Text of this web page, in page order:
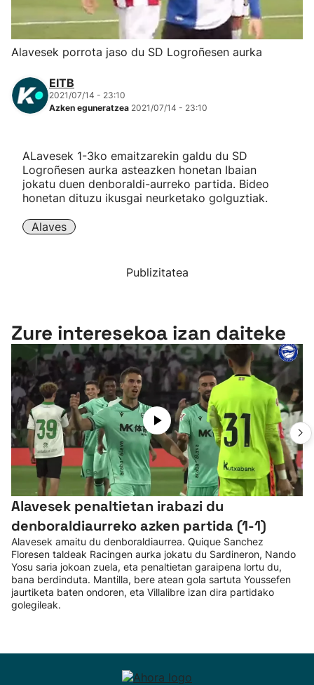
Herri-kirolak
Eskubaloia
Kirolak 360
Mendi-lasterketak
Alavesek porrota jaso du SD Logroñesen aurka
EITB
2021/07/14 - 23:10
Azken eguneratzea 2021/07/14 - 23:10
ALavesek 1-3ko emaitzarekin galdu du SD
Logroñesen aurka asteazken honetan Ibaian
jokatu duen denboraldi-aurreko partida. Bideo
honetan dituzu ikusgai neurketako golguztiak.
Alaves
Publizitatea
Zure interesekoa izan daiteke
Alavesek penaltietan irabazi du
denboraldiaurreko azken partida (1-1)
Alavesek amaitu du denboraldiaurrea. Quique Sanchez
Floresen taldeak Racingen aurka jokatu du Sardineron, Nando
Yosu saria jokoan zuela, eta penaltietan garaipena lortu du,
bana berdinduta. Mantilla, bere atean gola sartuta Youssefen
jaurtiketa baten ondoren, eta Villalibre izan dira partidako
golegileak.